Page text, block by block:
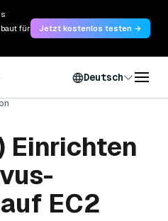
für
Jetzt kostenlos testen →
Deutsch
Einrichten
EC2